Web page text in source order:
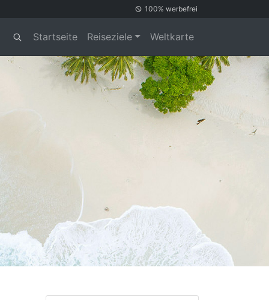
100% werbefrei
Startseite Reiseziele Weltkarte